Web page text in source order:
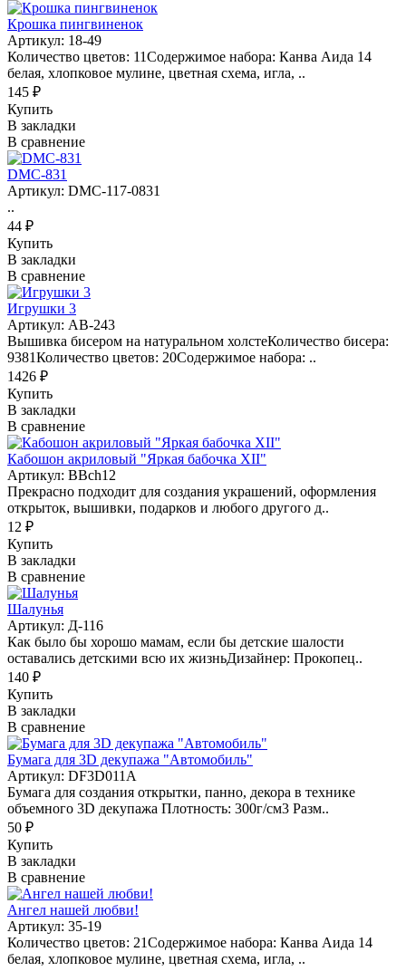
Крошка пингвиненок
Артикул: 18-49
Количество цветов: 11Содержимое набора: Канва Аида 14
белая, хлопковое мулине, цветная схема, игла, ..
145 ₽
Купить
В закладки
В сравнение
DMC-831
Артикул: DMC-117-0831
..
44 ₽
Купить
В закладки
В сравнение
Игрушки 3
Артикул: AB-243
Вышивка бисером на натуральном холстеКоличество бисера:
9381Количество цветов: 20Содержимое набора: ..
1426 ₽
Купить
В закладки
В сравнение
Кабошон акриловый "Яркая бабочка XII"
Артикул: BBch12
Прекрасно подходит для создания украшений, оформления
открыток, вышивки, подарков и любого другого д..
12 ₽
Купить
В закладки
В сравнение
Шалунья
Артикул: Д-116
Как было бы хорошо мамам, если бы детские шалости
оставались детскими всю их жизньДизайнер: Прокопец..
140 ₽
Купить
В закладки
В сравнение
Бумага для 3D декупажа "Автомобиль"
Артикул: DF3D011A
Бумага для создания открытки, панно, декора в технике
объемного 3D декупажа Плотность: 300г/см3 Разм..
50 ₽
Купить
В закладки
В сравнение
Ангел нашей любви!
Артикул: 35-19
Количество цветов: 21Содержимое набора: Канва Аида 14
белая, хлопковое мулине, цветная схема, игла, ..